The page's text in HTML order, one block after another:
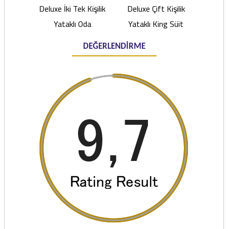
Deluxe İki Tek Kişilik
Yataklı Oda
Deluxe Çift Kişilik
Yataklı King Süit
DEĞERLENDİRME